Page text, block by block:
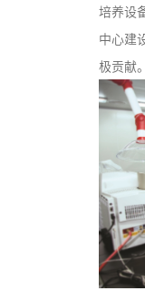
培养设
中心建
极贡献。